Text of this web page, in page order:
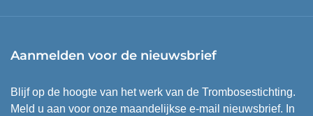
Aanmelden voor de nieuwsbrief
Blijf op de hoogte van het werk van de Trombosestichting.
Meld u aan voor onze maandelijkse e-mail nieuwsbrief. In